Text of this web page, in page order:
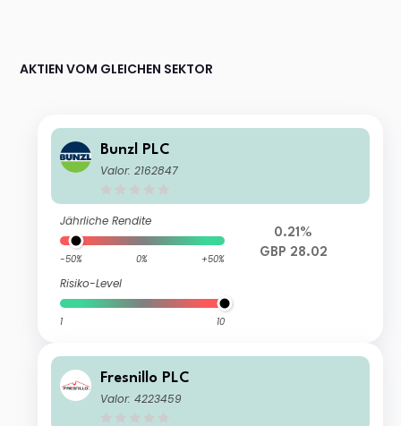
AKTIEN VOM GLEICHEN SEKTOR
Bunzl PLC
Valor: 2162847
Jährliche Rendite
-50% 0% +50%
Risiko-Level
1 10
0.21%
GBP 28.02
Fresnillo PLC
Valor: 4223459